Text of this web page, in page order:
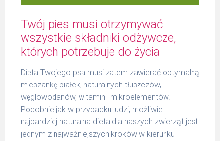
Twój pies musi otrzymywać
wszystkie składniki odżywcze,
których potrzebuje do życia
Dieta Twojego psa musi zatem zawierać optymalną
mieszankę białek, naturalnych tłuszczów,
węglowodanów, witamin i mikroelementów.
Podobnie jak w przypadku ludzi, możliwie
najbardziej naturalna dieta dla naszych zwierząt jest
jednym z najważniejszych kroków w kierunku